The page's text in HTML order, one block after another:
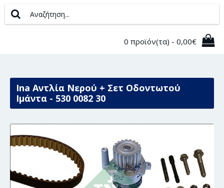
0 προϊόν(τα) - 0,00€
Ina Αντλία Νερού + Σετ Οδοντωτού
Ιμάντα - 530 0082 30